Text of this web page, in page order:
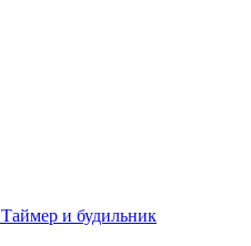
Таймер и будильник